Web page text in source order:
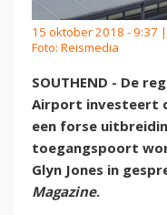
15 oktober 2018 - 9:37
Foto: Reismedia
SOUTHEND - De
Airport investeert
een forse
toegangspoort
Glyn Jones in
Magazine.